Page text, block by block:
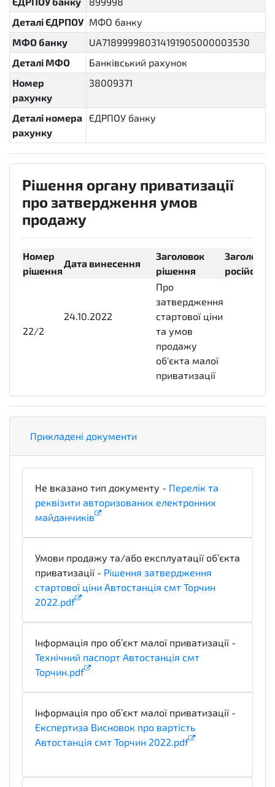
Деталі ЄДРПОУ МФО банку
МФО банку
UA718999980314191905000003530
Деталі МФО
Банківський рахунок
Номер
рахунку
38009371
Деталі номера
рахунку
ЄДРПОУ банку
Рішення органу приватизації
про затвердження умов
продажу
Номер
рішення
Дата винесення
Заголовок
рішення
Заголовок
22/2
24.10.2022
Про
затвердження
стартової ціни
та умов
продажу
об'єкта малої
приватизації
Прикладені документи
Не вказано тип документу - Перелік та
реквізити авторизованих електронних
майданчиків
Умови продажу та/або експлуатації об’єкта
приватизації - Рішення затвердження
стартової ціни Автостанція смт Торчин
2022.pdf
Інформація про об’єкт малої приватизації -
Технічний паспорт Автостанція смт
Торчин.pdf
Інформація про об’єкт малої приватизації -
Експертиза Висновок про вартість
Автостанція смт Торчин 2022.pdf